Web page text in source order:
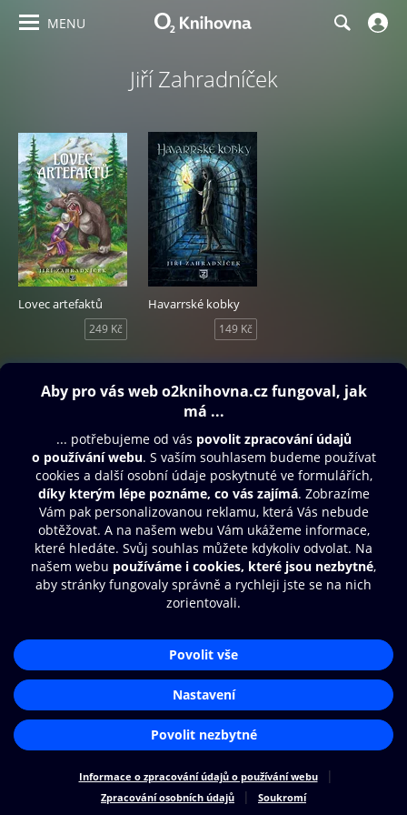
MENU
Jiří Zahradníček
Lovec artefaktů
249 Kč
Havarrské kobky
149 Kč
Obsah ke stažení
Další zábava
© O2 Czech Republic a.s.
Nákupní řád
Přístupnost
Cookies
Nastavení cookies
Aplikace O2 Knihovna
Čti a poslouchej své e-knihy a
audioknihy rychleji a pohodlněji.